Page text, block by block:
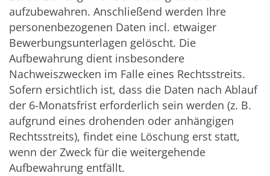
aufzubewahren. Anschließend werden Ihre
personenbezogenen Daten incl. etwaiger
Bewerbungsunterlagen gelöscht. Die
Aufbewahrung dient insbesondere
Nachweiszwecken im Falle eines Rechtsstreits.
Sofern ersichtlich ist, dass die Daten nach Ablauf
der 6-Monatsfrist erforderlich sein werden (z. B.
aufgrund eines drohenden oder anhängigen
Rechtsstreits), findet eine Löschung erst statt,
wenn der Zweck für die weitergehende
Aufbewahrung entfällt.